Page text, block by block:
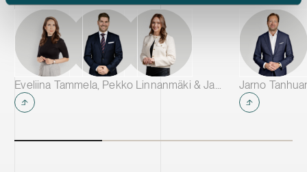
toimittamaan materiaaleja johtaville
akkuvalmistajille eri puolilla Eurooppaa.
Jarno